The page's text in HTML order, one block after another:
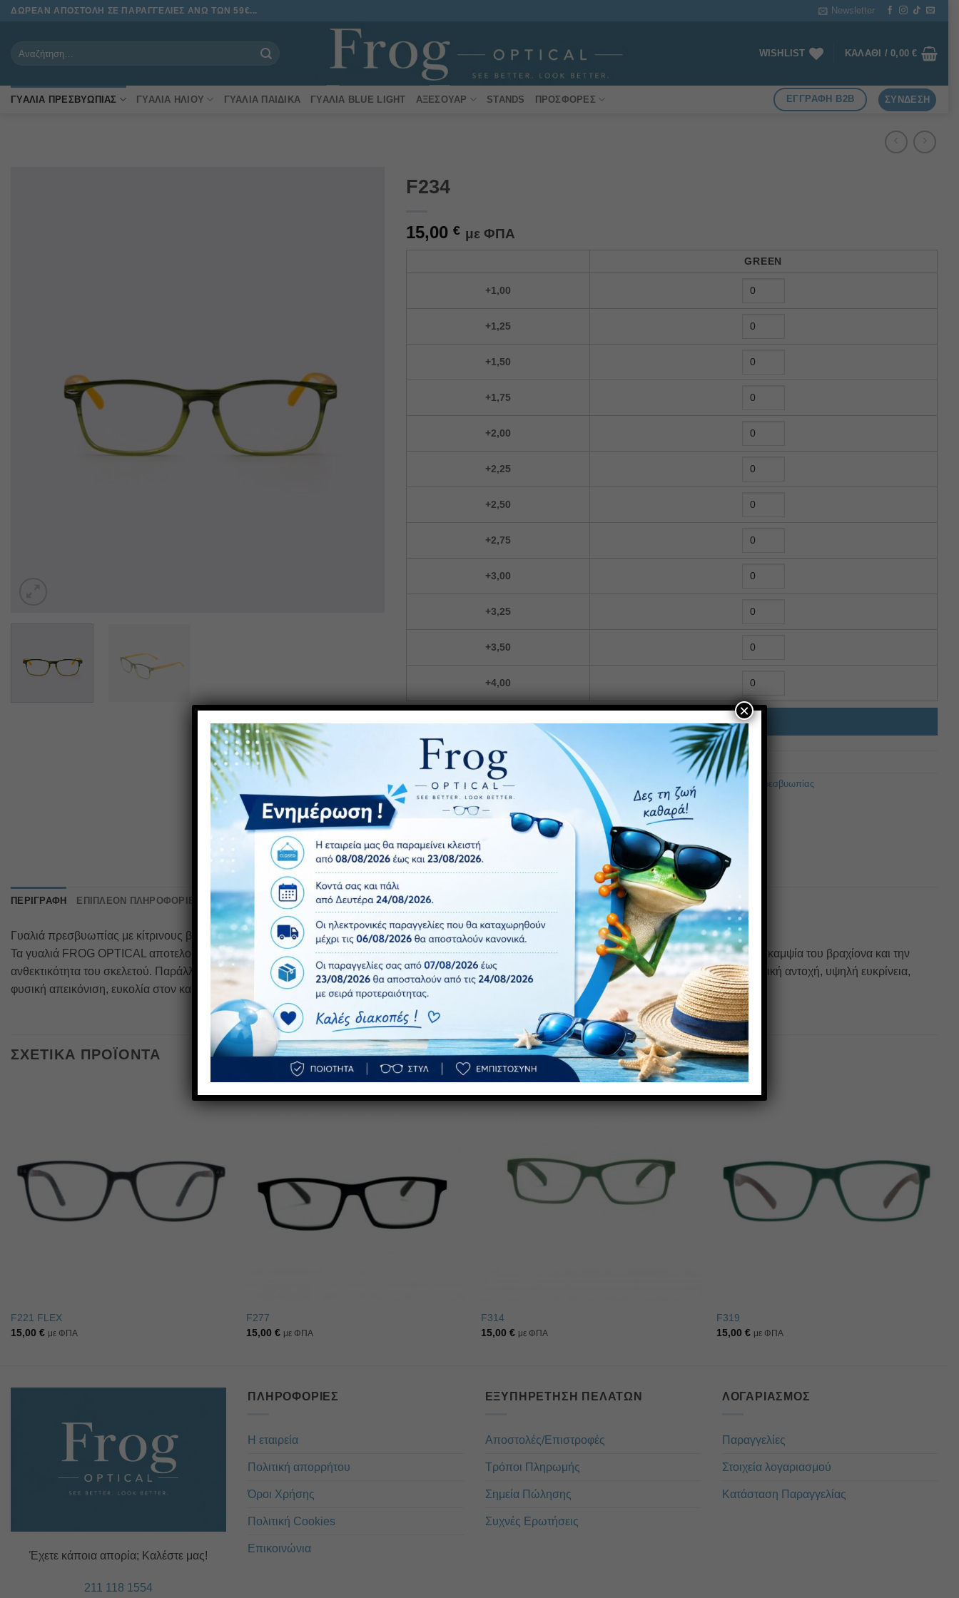
Μετάβαση
ΔΩΡΕΑΝ ΑΠΟΣΤΟΛΗ ΣΕ ΠΑΡΑΓΓΕΛΙΕΣ ΑΝΩ ΤΩΝ 59€... Newsletter
WISHLIST ΚΑΛΆΘΙ /0,00€
ΓΥΑΛΙΆ ΠΡΕΣΒΥΩΠΊΑΣ ΓΥΑΛΙΆ ΗΛΊΟΥ ΓΥΑΛΙΆ ΠΑΙΔΙΚΆ ΓΥΑΛΙΆ BLUE LIGHT ΑΞΕΣΟΥΆΡ STANDS ΠΡΟΣΦΟΡΈΣ ΕΓΓΡΑΦΗ B2B ΣΎΝΔΕΣΗ
F234
15,00 € με ΦΠΑ
GREEN
+1,00
+1,25
+1,50
+1,75
+2,00
+2,25
+2,50
+2,75
+3,00
+3,25
+3,50
+4,00
ΠΡΟΣΘΉΚΗ ΣΤΟ ΚΑΛΆΘΙ
Κωδικός προϊόντος:F234
Κατηγορίες:Ανδρικά Γυαλιά Πρεσβυωπίας ,Γυαλιά Πρεσβυωπίας Γυναικεία Γυαλιά Πρεσβυωπίας
ΠΕΡΙΓΡΑΦΉ ΕΠΙΠΛΈΟΝ ΠΛΗΡΟΦΟΡΊΕΣ
Γυαλιά πρεσβυωπίας με κίτρινους βραχίονες και κυπαρισσί μετώπη με degrade effect . Πιστοποίηση ΕΟΦ για τους φακούς.
Τα γυαλιά FROG OPTICAL αποτελούν την ιδανική επιλογή για άνετο και ξεκούραστο διάβασμα. Το προηγμένο σύστημα Flex, ενισχύει σημαντικά την ευκαμψία του βραχίονα και την
ανθεκτικότητα του σκελετού. Παράλληλα, οι ασφαιρικοί φακοί υψηλής τεχνολογίας διασφαλίζουν τη μέγιστη οπτική ποιότητα, προσφέροντας αντιχαρακτική αντοχή, υψηλή ευκρίνεια,
φυσική απεικόνιση, ευκολία στον καθαρισμό και βέλτιστη υδροφοβική δράση.
ΣΧΕΤΙΚΆ ΠΡΟΪΌΝΤΑ
F221 FLEX
15,00 € με ΦΠΑ
F277
15,00 € με ΦΠΑ
F314
15,00€ με ΦΠΑ
F319
15,00€ με ΦΠΑ
Έχετε κάποια απορία; Καλέστε μας!
211 118 1554
ΠΛΗΡΟΦΟΡΊΕΣ
Η εταιρεία
Πολιτική απορρήτου
Όροι Χρήσης
Πολιτική Cookies
Επικοινώνια
ΕΞΥΠΗΡΈΤΗΣΗ ΠΕΛΑΤΏΝ
Αποστολές/Επιστροφές
Τρόποι Πληρωμής
Σημεία Πώλησης
Συχνές Ερωτήσεις
ΛΟΓΑΡΙΑΣΜΌΣ
Παραγγελίες
Στοιχεία λογαριασμού
Κατάσταση Παραγγελίας
×